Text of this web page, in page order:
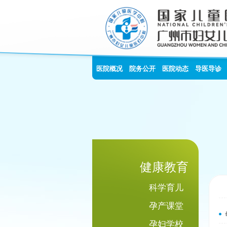
医院概况 院务公开 医院动态 导医导诊
健康教育
科学育儿
孕产课堂
孕妇学校